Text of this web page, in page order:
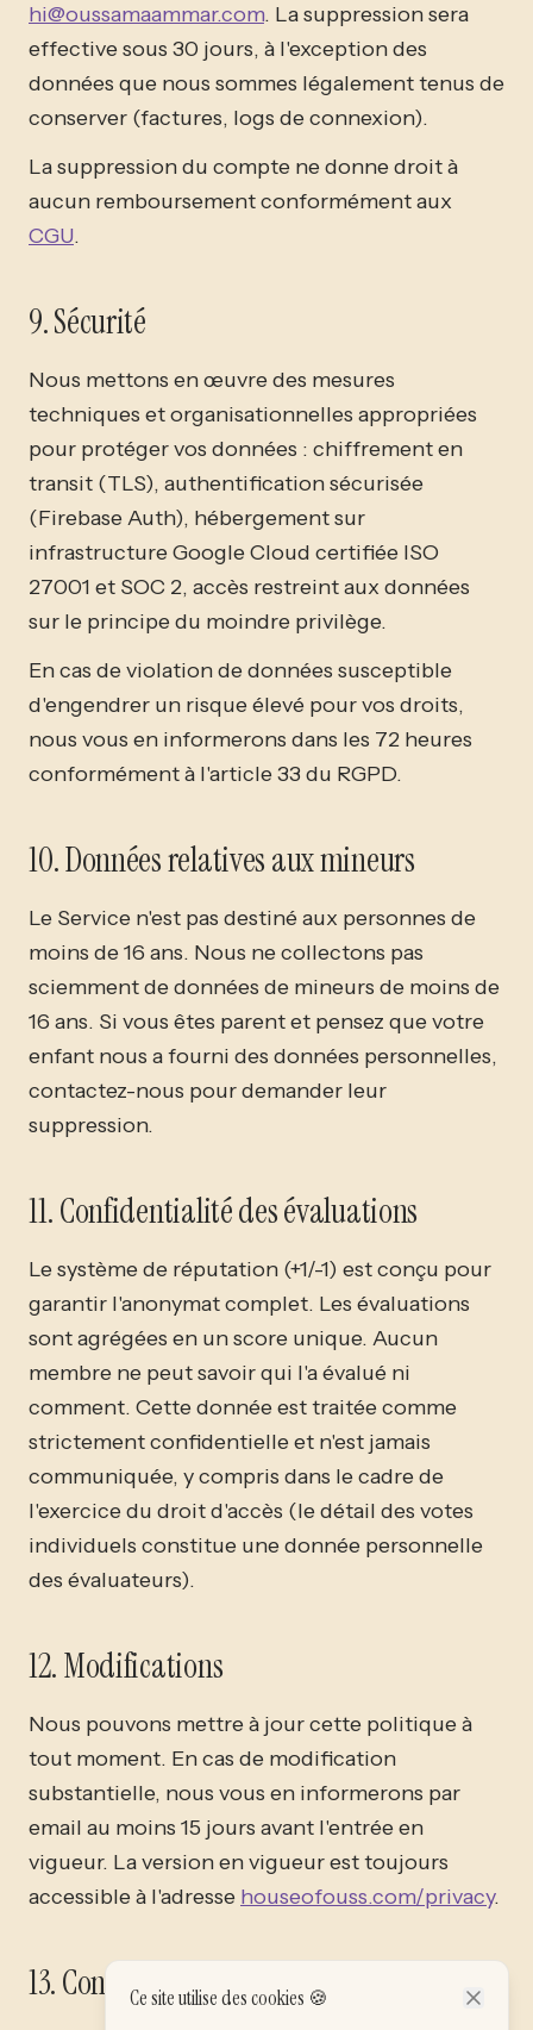
hi@oussamaammar.com. La suppression sera
effective sous 30 jours, à l'exception des
données que nous sommes légalement tenus de
conserver (factures, logs de connexion).
La suppression du compte ne donne droit à
aucun remboursement conformément aux
CGU.
9. Sécurité
Nous mettons en œuvre des mesures
techniques et organisationnelles appropriées
pour protéger vos données : chiffrement en
transit (TLS), authentification sécurisée
(Firebase Auth), hébergement sur
infrastructure Google Cloud certifiée ISO
27001 et SOC 2, accès restreint aux données
sur le principe du moindre privilège.
En cas de violation de données susceptible
d'engendrer un risque élevé pour vos droits,
nous vous en informerons dans les 72 heures
conformément à l'article 33 du RGPD.
10. Données relatives aux mineurs
Le Service n'est pas destiné aux personnes de
moins de 16 ans. Nous ne collectons pas
sciemment de données de mineurs de moins de
16 ans. Si vous êtes parent et pensez que votre
enfant nous a fourni des données personnelles,
contactez-nous pour demander leur
suppression.
11. Confidentialité des évaluations
Le système de réputation (+1/-1) est conçu pour
garantir l'anonymat complet. Les évaluations
sont agrégées en un score unique. Aucun
membre ne peut savoir qui l'a évalué ni
comment. Cette donnée est traitée comme
strictement confidentielle et n'est jamais
communiquée, y compris dans le cadre de
l'exercice du droit d'accès (le détail des votes
individuels constitue une donnée personnelle
des évaluateurs).
12. Modifications
Nous pouvons mettre à jour cette politique à
tout moment. En cas de modification
substantielle, nous vous en informerons par
email au moins 15 jours avant l'entrée en
vigueur. La version en vigueur est toujours
accessible à l'adresse houseofouss.com/privacy.
13. ContactCe site utilise des cookies 🍪